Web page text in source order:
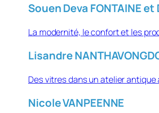
Souen Deva FONTAINE et
La modernité, le confort et les
Lisandre
Des vitres dans un atelier
Nicole VANPEENNE